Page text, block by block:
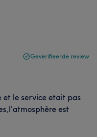
Geverifieerde review
et le service etait pas
est